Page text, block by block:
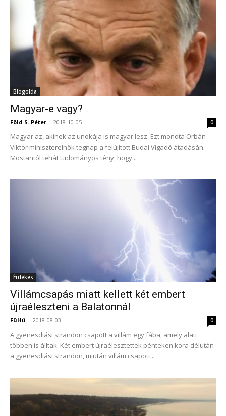
Blogolda
Magyar-e vagy?
Föld S. Péter - 2018-10-05 0
Magyar az, akinek az unokája is magyar lesz. Ezt mondta Orbán
Viktor miniszterelnök tegnap a felújított Budai Vigadó átadásán.
Mostantól tehát tudományos tény, hogy...
Érdekes
Villámcsapás miatt kellett két embert
újraéleszteni a Balatonnál
FüHü - 2018-08-03 0
A gyenesdiási strandon csapott a villám egy fába, amely alatt
többen is álltak. Két embert újraélesztettek pénteken kora délután
a gyenesdiási strandon, miután villám csapott...